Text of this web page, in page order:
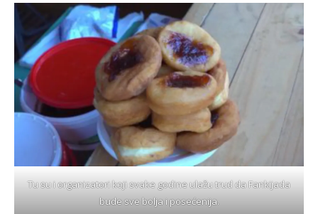
Tu su i organizatori koji svake godine ulažu trud da Fankijada
bude sve bolja i posećenija.